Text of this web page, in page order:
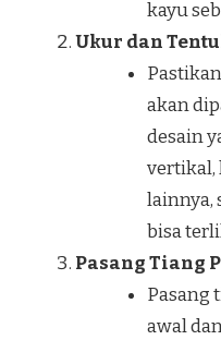
kayu
Ukur dan
akan
desain
vertikal,
lainnya,
bisa
Pasang Tiang
Pasang
awal